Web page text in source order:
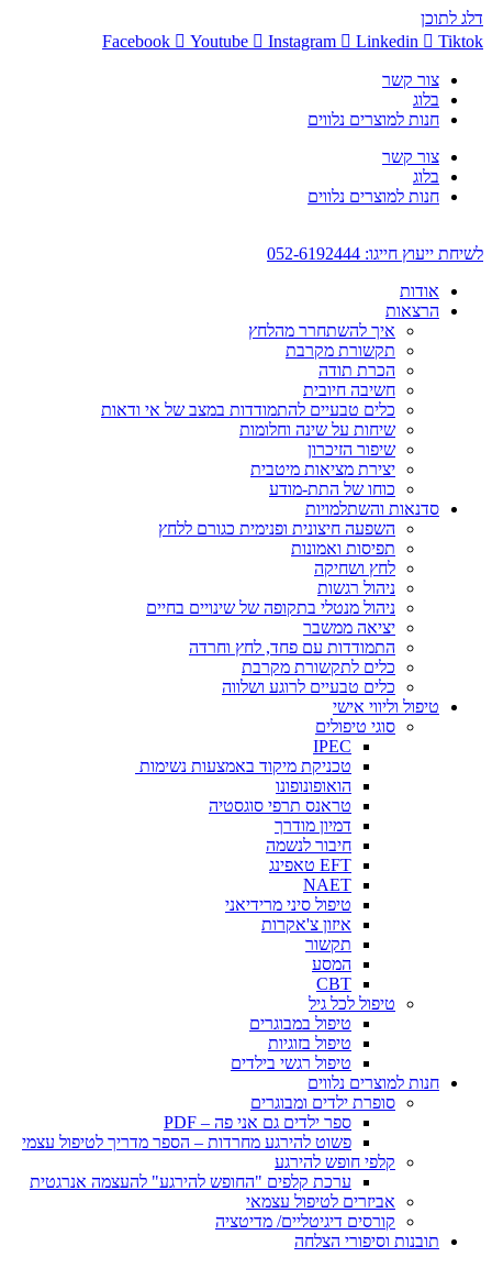
דלג לתוכן
Facebook
Youtube Instagram Linkedin Tiktok
צור קשר
בלוג
חנות למוצרים נלווים
צור קשר
בלוג
חנות למוצרים נלווים
לשיחת ייעוץ חייגו: 052-6192444
אודות
הרצאות
איך להשתחרר מהלחץ
תקשורת מקרבת
הכרת תודה
חשיבה חיובית
כלים טבעיים להתמודדות במצב של אי ודאות
שיחות על שינה וחלומות
שיפור הזיכרון
יצירת מציאות מיטבית
כוחו של התת-מודע
סדנאות והשתלמויות
השפעה חיצונית ופנימית כגורם ללחץ
תפיסות ואמונות
לחץ ושחיקה
ניהול רגשות
ניהול מנטלי בתקופה של שינויים בחיים
יציאה ממשבר
התמודדות עם פחד, לחץ וחרדה
כלים לתקשורת מקרבת
כלים טבעיים לרוגע ושלווה
טיפול וליווי אישי
סוגי טיפולים
IPEC
טכניקת מיקוד באמצעות נשימות
הואופונופונו
טראנס תרפי סוגסטיה
דמיון מודרך
חיבור לנשמה
EFT טאפינג
NAET
טיפול סיני מרידיאני
איזון צ'אקרות
תקשור
המסע
CBT
טיפול לכל גיל
טיפול במבוגרים
טיפול בזוגיות
טיפול רגשי בילדים
חנות למוצרים נלווים
סופרת ילדים ומבוגרים
ספר ילדים גם אני פה – PDF
פשוט להירגע מחרדות – הספר מדריך לטיפול עצמי
קלפי חופש להירגע
ערכת קלפים "החופש להירגע" להעצמה אנרגטית
אביזרים לטיפול עצמאי
קורסים דיגיטליים/ מדיטציה
תובנות וסיפורי הצלחה